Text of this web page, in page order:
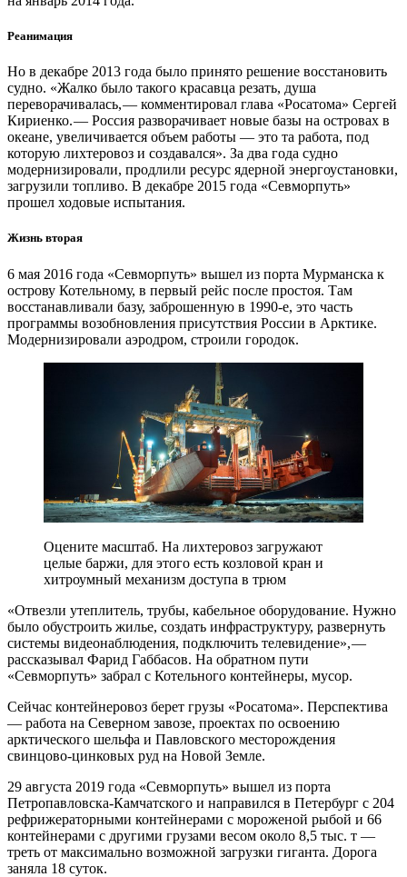
Реанимация
Но в декабре 2013 года было принято решение восстановить
судно. «Жалко было такого красавца резать, душа
переворачивалась, — ​комментировал глава «Росатома» Сергей
Кириенко. — Россия разворачивает новые базы на островах в
океане, увеличивается объем работы — это та работа, под
которую лихтеровоз и создавался». За два года судно
модернизировали, продлили ресурс ядерной энергоустановки,
загрузили топливо. В декабре 2015 года «Севморпуть»
прошел ходовые испытания.
Жизнь вторая
6 мая 2016 года «Севморпуть» вышел из порта Мурманска к
острову Котельному, в первый рейс после простоя. Там
восстанавливали базу, заброшенную в 1990-е, это часть
программы возобновления присутствия России в Арктике.
Модернизировали аэродром, строили городок.
Оцените масштаб. На лихтеровоз загружают
целые баржи, для этого есть козловой кран и
хитроумный механизм доступа в трюм
«Отвезли утеплитель, трубы, кабельное оборудование. Нужно
было обустроить жилье, создать инфраструктуру, развернуть
системы видеонаблюдения, подключить телевидение», — ​
рассказывал Фарид Габбасов. На обратном пути
«Севморпуть» забрал с Котельного контейнеры, мусор.
Сейчас контейнеровоз берет грузы «Росатома». Перспектива
— работа на Северном завозе, проектах по освоению
арктического шельфа и Павловского месторождения
свинцово-цинковых руд на Новой Земле.
29 августа 2019 года «Севморпуть» вышел из порта
Петропавловска-Камчатского и направился в Петербург с 204
рефрижераторными контейнерами с мороженой рыбой и 66
контейнерами с другими грузами весом около 8,5 тыс. т —
треть от максимально возможной загрузки гиганта. Дорога
заняла 18 суток.